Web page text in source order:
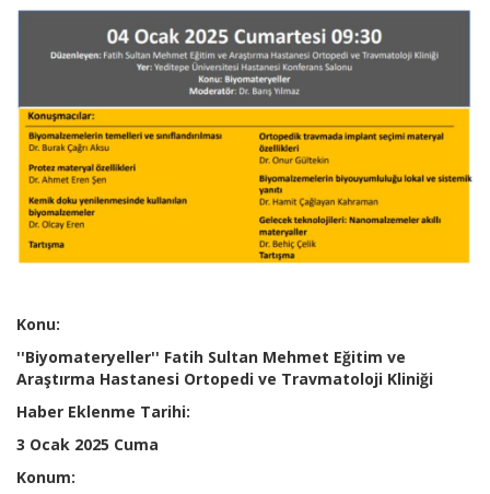
Konu:
''Biyomateryeller'' Fatih Sultan Mehmet Eğitim ve
Araştırma Hastanesi Ortopedi ve Travmatoloji Kliniği
Haber Eklenme Tarihi:
3 Ocak 2025 Cuma
Konum: